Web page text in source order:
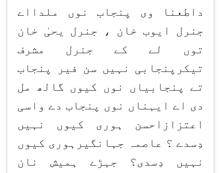
داطعنا وی پنجاب نوں ملدااے
جنرل ایوب خان ، جنرل یحیٰ خان
توں لے کے جنرل مشرف
تیکرپنجابی نہیں سن فیر پنجاب
تے پنجابیاں نوں کیوں گالھ مل
دی اے ایہناں نوں پنجاب دے واسی
اعتزازاحسن ہوری کیوں نہیں
دِسدے ؟ عاصمہ جہانگیرہوری کیوں
نہیں دِسدی؟ جہڑے ہمیش نان